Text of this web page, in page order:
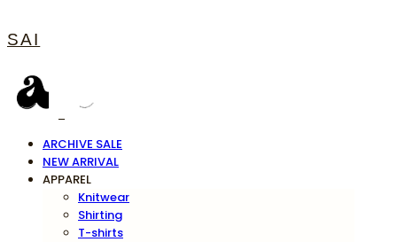
SAI
ARCHIVE SALE
NEW ARRIVAL
APPAREL
Knitwear
Shirting
T-shirts